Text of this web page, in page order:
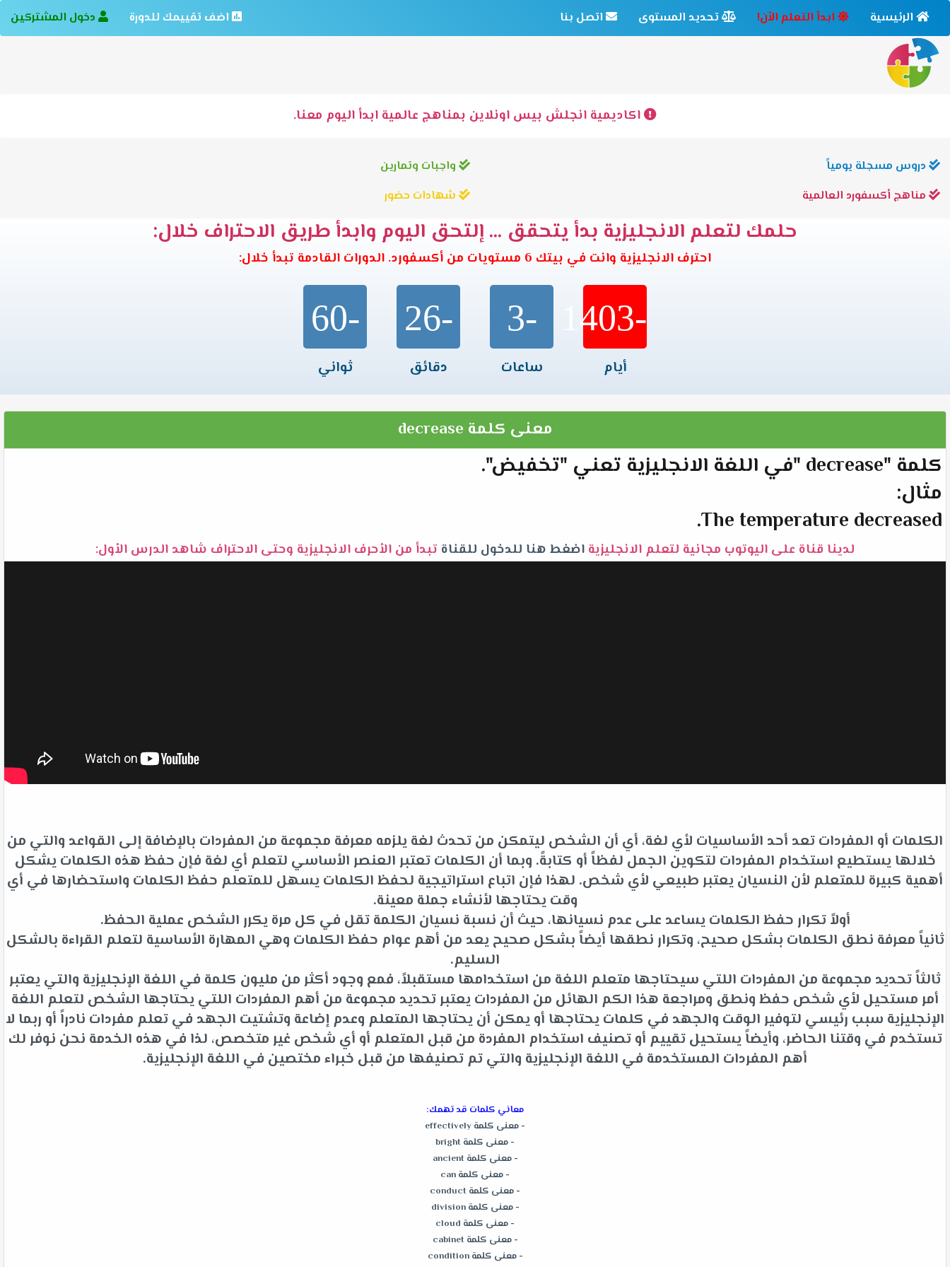
الرئيسية ابدأ التعلم الأن! تحديد المستوى اتصل بنا اضف تقييمك للدورة دخول المشتركين
اكاديمية انجلش بيس اونلاين بمناهج عالمية ابدأ اليوم معنا.
دروس مسجلة يومياً
واجبات وتمارين
مناهج أكسفورد العالمية
شهادات حضور
حلمك لتعلم الانجليزية بدأ يتحقق ... إلتحق اليوم وابدأ طريق الاحتراف خلال:
احترف الانجليزية وانت في بيتك 6 مستويات من أكسفورد. الدورات القادمة تبدأ خلال:
-1403
أيام
-3
ساعات
-26
دقائق
-60
ثواني
معنى كلمة decrease
كلمة "decrease "في اللغة الانجليزية تعني "تخفيض".
مثال:
The temperature decreased.
لدينا قناة على اليوتوب مجانية لتعلم الانجليزيةاضغط هنا للدخول للقناة تبدأ من الأحرف الانجليزية وحتى الاحتراف شاهد الدرس الأول:
الكلمات أو المفردات تعد أحد الأساسيات لأي لغة، أي أن الشخص ليتمكن من تحدث لغة يلزمه معرفة مجموعة من المفردات بالإضافة إلى القواعد والتي من
خلالها يستطيع استخدام المفردات لتكوين الجمل لفظاً أو كتابةً. وبما أن الكلمات تعتبر العنصر الأساسي لتعلم أي لغة فإن حفظ هذه الكلمات يشكل
أهمية كبيرة للمتعلم لأن النسيان يعتبر طبيعي لأي شخص. لهذا فإن اتباع استراتيجية لحفظ الكلمات يسهل للمتعلم حفظ الكلمات واستحضارها في أي
وقت يحتاجها لأنشاء جملة معينة.
أولاً تكرار حفظ الكلمات يساعد على عدم نسيانها، حيث أن نسبة نسيان الكلمة تقل في كل مرة يكرر الشخص عملية الحفظ.
ثانياً معرفة نطق الكلمات بشكل صحيح، وتكرار نطقها أيضاً بشكل صحيح يعد من أهم عوام حفظ الكلمات وهي المهارة الأساسية لتعلم القراءة بالشكل
السليم.
ثالثاً تحديد مجموعة من المفردات اللتي سيحتاجها متعلم اللغة من استخدامها مستقبلاً، فمع وجود أكثر من مليون كلمة في اللغة الإنجليزية والتي يعتبر
أمر مستحيل لأي شخص حفظ ونطق ومراجعة هذا الكم الهائل من المفردات يعتبر تحديد مجموعة من أهم المفردات اللتي يحتاجها الشخص لتعلم اللغة
الإنجليزية سبب رئيسي لتوفير الوقت والجهد في كلمات يحتاجها أو يمكن أن يحتاجها المتعلم وعدم إضاعة وتشتيت الجهد في تعلم مفردات نادراً أو ربما لا
تستخدم في وقتنا الحاضر، وأيضاً يستحيل تقييم أو تصنيف استخدام المفردة من قبل المتعلم أو أي شخص غير متخصص، لذا في هذه الخدمة نحن نوفر لك
أهم المفردات المستخدمة في اللغة الإنجليزية والتي تم تصنيفها من قبل خبراء مختصين في اللغة الإنجليزية.
معاني كلمات قد تهمك:
- معنى كلمة effectively
- معنى كلمة bright
-معنى كلمة ancient
- معنى كلمة can
- معنى كلمة conduct
-معنى كلمة division
- معنى كلمة cloud
-معنى كلمة cabinet
-معنى كلمة condition